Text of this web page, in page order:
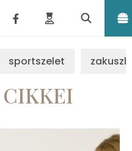
sportszelet